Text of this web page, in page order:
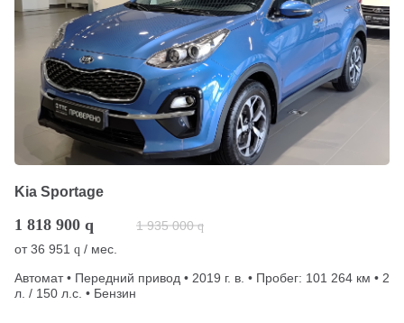
Kia Sportage
1 818 900 q 1 935 000 q
от36 951 q / мес.
Автомат • Передний привод • 2019 г. в. • Пробег: 101 264 км • 2
л. / 150 л.с. • Бензин